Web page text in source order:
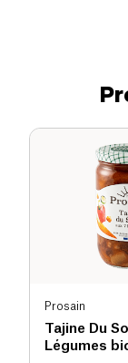
Prosain
Tajine Du
Légumes